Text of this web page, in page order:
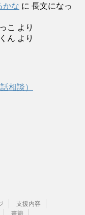
かな に 長文になっ
こ より
ん より
相談）
支援内容
書籍